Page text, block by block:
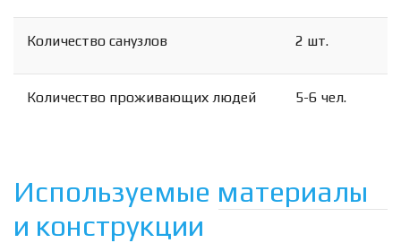
Количество санузлов 2 шт.
Количество проживающих людей 5-6 чел.
Используемые материалы
и конструкции